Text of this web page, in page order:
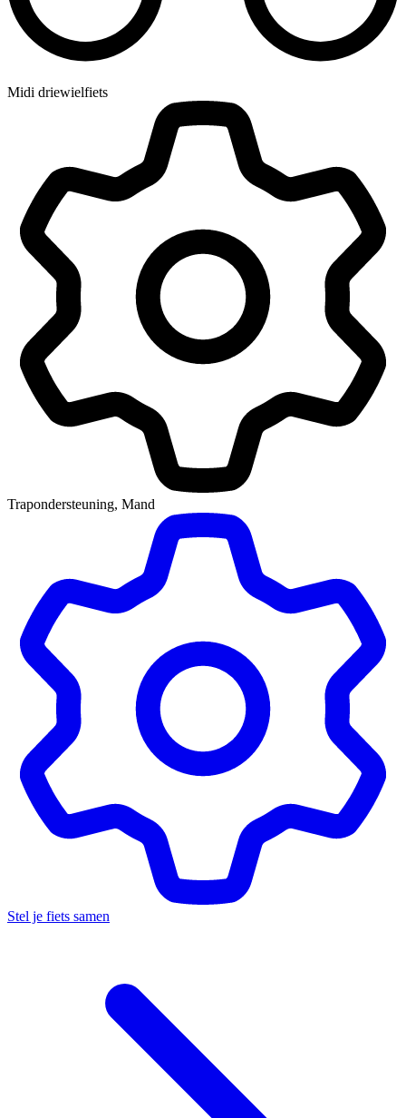
Midi driewielfiets
Trapondersteuning, Mand
Stel je fiets samen